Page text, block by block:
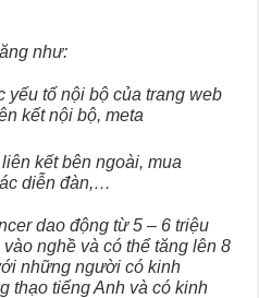
như:
yếu tố nội bộ của trang web
kết nội bộ, meta
kết bên ngoài, mua
diễn đàn,…
dao động từ 5 – 6 triệu
nghề và có thể tăng lên 8
những người có kinh
thạo tiếng Anh và có kinh